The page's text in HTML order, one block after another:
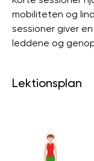
mobiliteten og
sessioner giver
leddene og
Lektionsplan